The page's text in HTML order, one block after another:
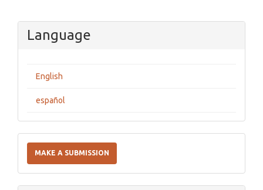
Language
English
español
a
Submission
MAKE A SUBMISSION